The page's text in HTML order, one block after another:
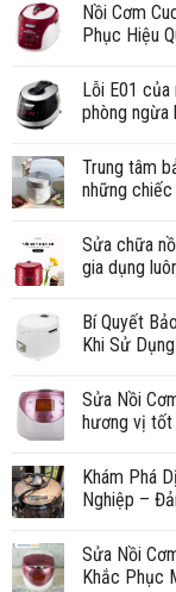
Nồi Cơm
Phục Hiệu
Lỗi E01
phòng ngừa
Trung tâm
những
Sửa chữa
gia dụng
Bí Quyết
Khi Sử
Sửa Nồi
hương vị
Khám Phá
Nghiệp –
Sửa Nồi
Khắc Phục